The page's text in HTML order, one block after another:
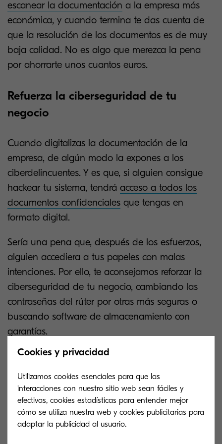
escanear la documentación a la empresa más
económica, y cuando termina te das cuenta de
que la resolución de los documentos es de muy
baja calidad. No es algo que merezca la pena
por ahorrarte unos cuantos euros.
Refuerza la ciberseguridad de tu
negocio
Cuando digitalizas la documentación de la
empresa, de algún modo la expones a los
ciberdelincuentes. Y es que, si alguien consigue
hackear tu sistema, tendrá acceso a todos los
documentos confidenciales que tengas en
formato digital.
Sería una pena que, después de los esfuerzos,
alguien accediera a tus papeles con malas
intenciones. Por ello, te aconsejamos reforzar la
ciberseguridad de tu negocio, cambiando las
contraseñas del rúter por otras más seguras o
buscando software de almacenamiento con
garantías.
Cómo digitalizar tu negocio
paso a paso
A menudo se confunden los términos de
escanear y digitalizar , pero debemos aclararte
Cookies y privacidad
Utilizamos cookies esenciales para que las
interacciones con nuestro sitio web sean fáciles y
efectivas, cookies estadísticas para entender mejor
cómo se utiliza nuestra web y cookies publicitarias para
adaptar la publicidad al usuario.